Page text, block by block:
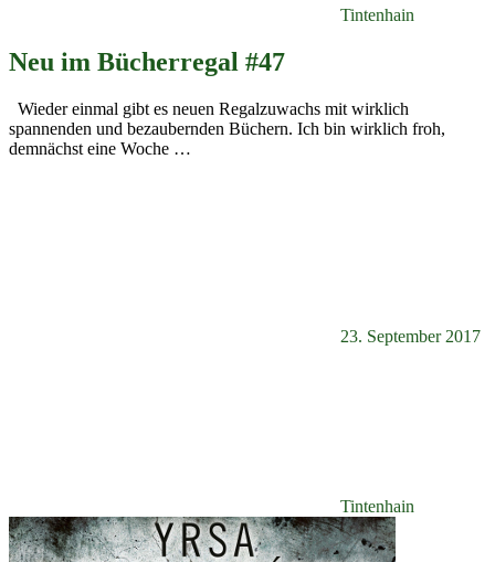
Tintenhain
Neu im Bücherregal #47
Wieder einmal gibt es neuen Regalzuwachs mit wirklich
spannenden und bezaubernden Büchern. Ich bin wirklich froh,
demnächst eine Woche …
23. September 2017
Tintenhain